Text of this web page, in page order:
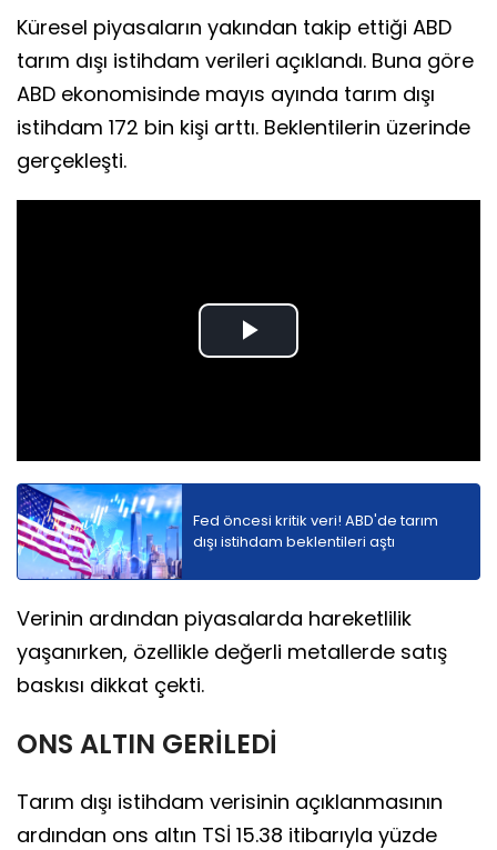
Küresel piyasaların yakından takip ettiği ABD
tarım dışı istihdam verileri açıklandı. Buna göre
ABD ekonomisinde mayıs ayında tarım dışı
istihdam 172 bin kişi arttı. Beklentilerin üzerinde
gerçekleşti.
Play
Fed öncesi kritik veri! ABD'de tarım
dışı istihdam beklentileri aştı
Verinin ardından piyasalarda hareketlilik
yaşanırken, özellikle değerli metallerde satış
baskısı dikkat çekti.
ONS ALTIN GERİLEDİ
Tarım dışı istihdam verisinin açıklanmasının
ardından ons altın TSİ 15.38 itibarıyla yüzde